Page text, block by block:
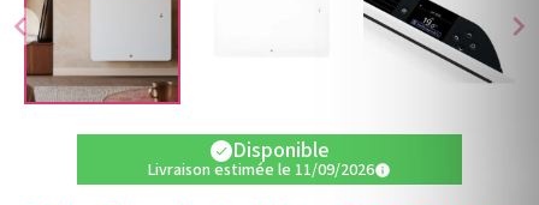
chevron_left chevron_right
check Disponible
Livraison estimée le 11/09/2026info